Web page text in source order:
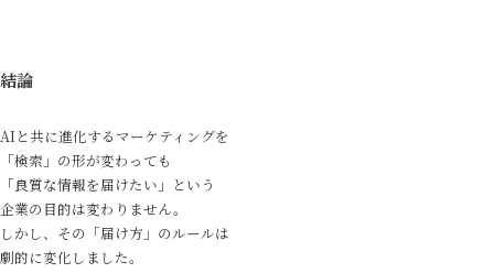
結論
AIと共に進化するマーケティングを
「検索」の形が変わっても
「良質な情報を届けたい」という
企業の目的は変わりません。
しかし、その「届け方」のルールは
劇的に変化しました。